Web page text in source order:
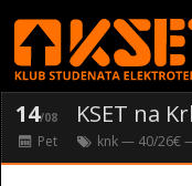
14/08 KSET na
Pet knk— 40/26€